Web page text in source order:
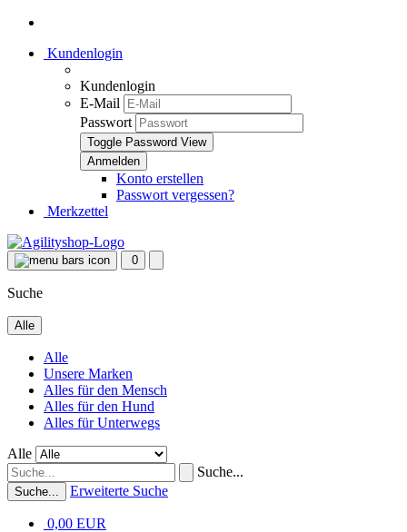
Kundenlogin
Kundenlogin
E-Mail
Passwort
Toggle Password View
Konto erstellen
Passwort vergessen?
Merkzettel
0
Suche
Alle
Alle
Unsere Marken
Alles für den Mensch
Alles für den Hund
Alles für Unterwegs
Alle
Suche...
Suche... Erweiterte Suche
0,00 EUR